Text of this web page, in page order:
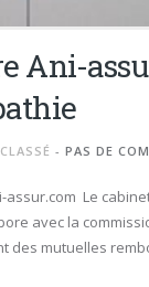
Ani-
- PAS DE
Le
avec la
des mutuelles